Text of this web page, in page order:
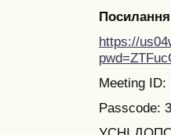
https://
Meeting ID:
Passcode: